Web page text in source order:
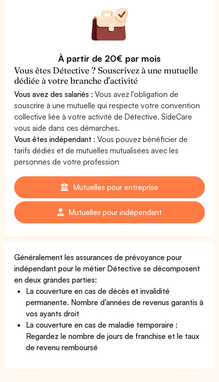
À partir de 20€ par mois
Vous êtes Détective ? Souscrivez à une mutuelle
dédiée à votre branche d'activité
Vous avez des salariés : Vous avez l'obligation de
souscrire à une mutuelle qui respecte votre convention
collective liée à votre activité de Détective. SideCare
vous aide dans ces démarches.
Vous êtes indépendant : Vous pouvez bénéficier de
tarifs dédiés et de mutuelles mutualisées avec les
personnes de votre profession
Mutuelles pour entreprise
Mutuelles pour indépendant
Généralement les assurances de prévoyance pour
indépendant pour le métier Détective se décomposent
en deux grandes parties:
La couverture en cas de décès et invalidité
permanente. Nombre d'années de revenus garantis à
vos ayants droit
La couverture en cas de maladie temporaire :
Regardez le nombre de jours de franchise et le taux
de revenu remboursé